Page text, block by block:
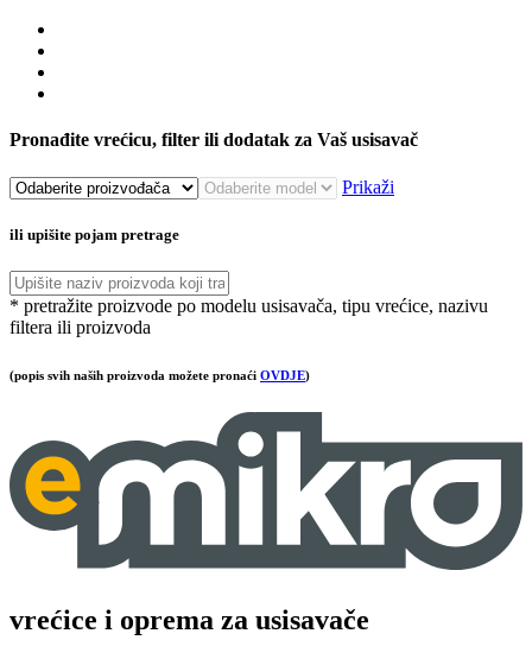
Pronađite vrećicu, filter ili dodatak za Vaš usisavač
Prikaži
ili upišite pojam pretrage
* pretražite proizvode po modelu usisavača, tipu vrećice, nazivu
filtera ili proizvoda
(popis svih naših proizvoda možete pronaći OVDJE)
vrećice i oprema za usisavače